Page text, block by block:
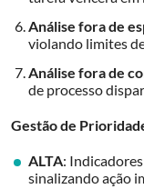
Análise fora de
violando limites
Análise fora de
de processo
Gestão de
ALTA:
sinalizando ação